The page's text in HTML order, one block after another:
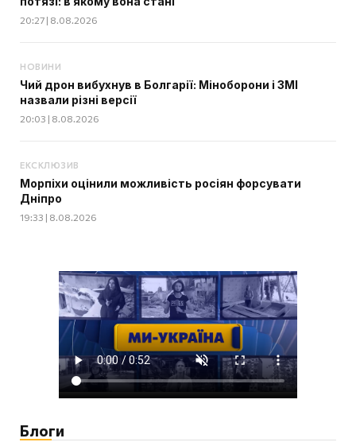
20:27 | 8.08.2026
НОВИНИ
Чий дрон вибухнув в Болгарії: Міноборони і ЗМІ
назвали різні версії
20:03 | 8.08.2026
ЕКСКЛЮЗИВ
Морпіхи оцінили можливість росіян форсувати
Дніпро
19:33 | 8.08.2026
Блоги